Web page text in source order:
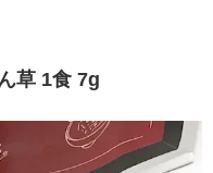
草 1食 7g